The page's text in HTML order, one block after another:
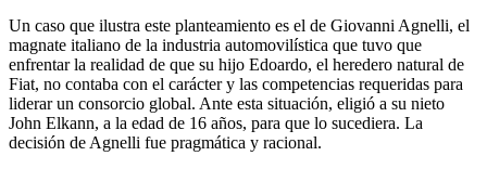
Un caso que ilustra este planteamiento es el de Giovanni Agnelli, el
magnate italiano de la industria automovilística que tuvo que
enfrentar la realidad de que su hijo Edoardo, el heredero natural de
Fiat, no contaba con el carácter y las competencias requeridas para
liderar un consorcio global. Ante esta situación, eligió a su nieto
John Elkann, a la edad de 16 años, para que lo sucediera. La
decisión de Agnelli fue pragmática y racional.